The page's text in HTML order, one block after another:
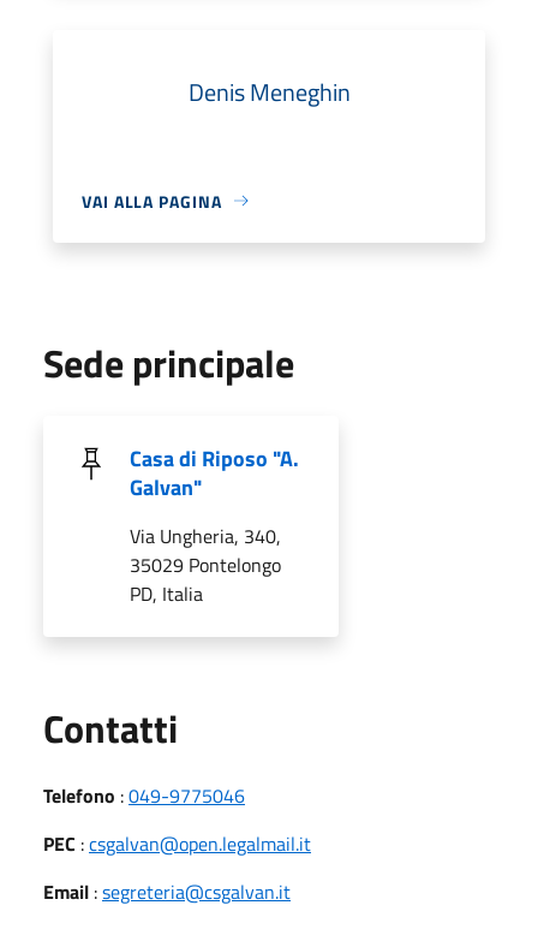
Denis Meneghin
VAI ALLA PAGINA
Sede principale
Casa di Riposo "A.
Galvan"
Via Ungheria, 340,
35029 Pontelongo
PD, Italia
Contatti
Telefono :049-9775046
PEC :csgalvan@open.legalmail.it
Email :segreteria@csgalvan.it